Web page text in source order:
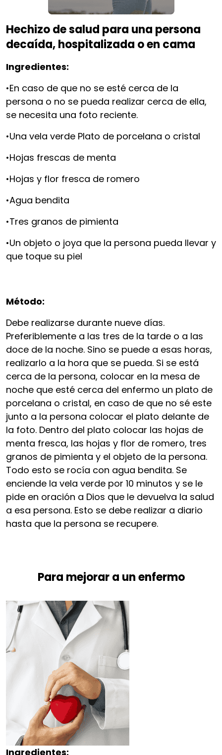
Hechizo de salud para una persona
decaída, hospitalizada o en cama
Ingredientes:
•En caso de que no se esté cerca de la
persona o no se pueda realizar cerca de ella,
se necesita una foto reciente.
•Una vela verde Plato de porcelana o cristal
•Hojas frescas de menta
•Hojas y flor fresca de romero
•Agua bendita
•Tres granos de pimienta
•Un objeto o joya que la persona pueda llevar y
que toque su piel
Método:
Debe realizarse durante nueve días.
Preferiblemente a las tres de la tarde o a las
doce de la noche. Sino se puede a esas horas,
realizarlo a la hora que se pueda. Si se está
cerca de la persona, colocar en la mesa de
noche que esté cerca del enfermo un plato de
porcelana o cristal, en caso de que no sé este
junto a la persona colocar el plato delante de
la foto. Dentro del plato colocar las hojas de
menta fresca, las hojas y flor de romero, tres
granos de pimienta y el objeto de la persona.
Todo esto se rocía con agua bendita. Se
enciende la vela verde por 10 minutos y se le
pide en oración a Dios que le devuelva la salud
a esa persona. Esto se debe realizar a diario
hasta que la persona se recupere.
Para mejorar a un enfermo
Ingredientes: